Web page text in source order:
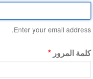
Enter your email address.
كلمة المرور